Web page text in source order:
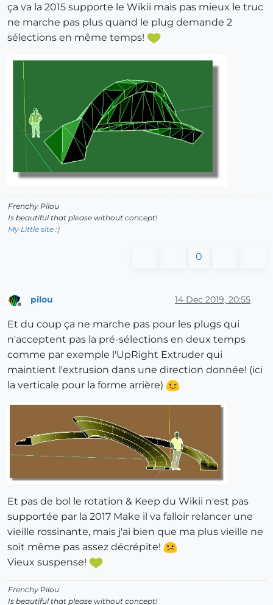
ça va la 2015 supporte le Wikii mais pas mieux le truc
ne marche pas plus quand le plug demande 2
sélections en même temps!
Frenchy Pilou
Is beautiful that please without concept!
My Little site :)
0
pilou 14 Dec 2019, 20:55
Et du coup ça ne marche pas pour les plugs qui
n'acceptent pas la pré-sélections en deux temps
comme par exemple l'UpRight Extruder qui
maintient l'extrusion dans une direction donnée! (ici
la verticale pour la forme arrière)
Et pas de bol le rotation & Keep du Wikii n'est pas
supportée par la 2017 Make il va falloir relancer une
vieille rossinante, mais j'ai bien que ma plus vieille ne
soit même pas assez décrépite!
Vieux suspense!
Frenchy Pilou
Is beautiful that please without concept!